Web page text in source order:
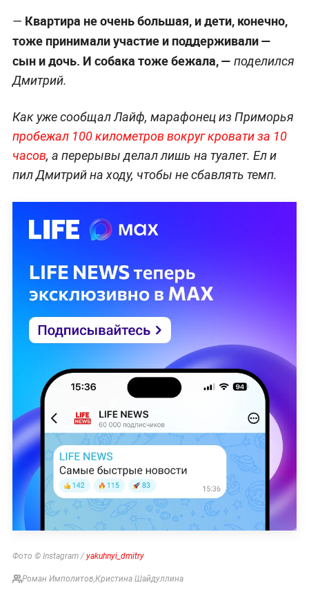
— Квартира не очень большая, и дети, конечно,
тоже принимали участие и поддерживали —
сын и дочь. И собака тоже бежала, — поделился
Дмитрий.
Как уже сообщал Лайф, марафонец из Приморья
пробежал 100 километров вокруг кровати за 10
часов, а перерывы делал лишь на туалет. Ел и
пил Дмитрий на ходу, чтобы не сбавлять темп.
Фото © Instagram / yakuhnyi_dmitry
Роман Имполитов,Кристина Шайдуллина